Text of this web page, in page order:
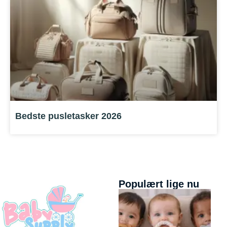
Bedste pusletasker 2026
Populært lige nu